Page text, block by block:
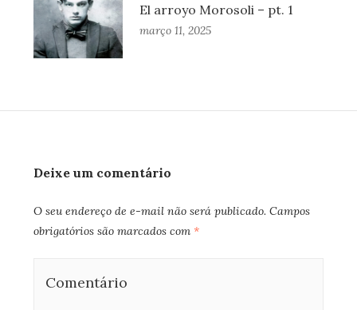
El arroyo Morosoli – pt. 1
março 11, 2025
Deixe um comentário
O seu endereço de e-mail não será publicado. Campos
obrigatórios são marcados com *